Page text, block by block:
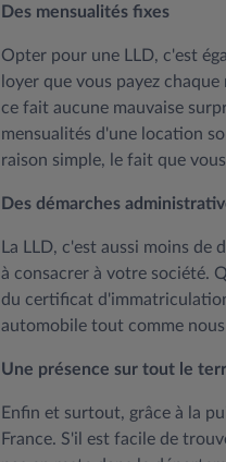
Des mensualités fixes
Opter pour une LLD, c'est
loyer que vous payez
ce fait aucune mauvaise
mensualités d'une location
raison simple, le fait que
Des démarches
La LLD, c'est aussi moins de
à consacrer à votre société.
du certificat
automobile tout comme
Une présence sur tout le
Enfin et surtout, grâce à la
France. S'il est facile de